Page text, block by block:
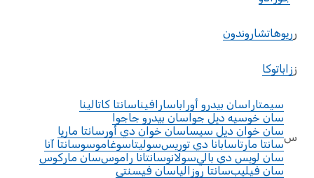
ر ريوهاتشاروندون
ز زاباتوكا
س
سيمتاراسان بيدرو أوراباسارافيناسانتا كاتالينا
سان خوسيه ديل جواسان بيدرو جاجوا
سان خوان ديل سيساسان خوان دي أور سانتا ماريا
سانتا مارتاسابانا دي توريسسوليتاسوغاموسوسانتا آنا
سان لويس دي باليسولانوسانتانا راموسسان ماركوس
سان فيليبسانتا روزالياسان فيسنتي